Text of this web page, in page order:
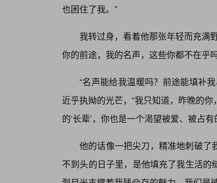
也困住了我。”
我转过身，看着他那张年轻而充满
你的前途，我的名声，这些你都不在乎
“名声能给我温暖吗？前途能填补
近乎执拗的光芒，“我只知道，昨晚的
的‘长辈’，你也是一个渴望被爱、被占有
他的话像一把尖刀，精准地刺破了
不到头的日子里，是他填充了我生活